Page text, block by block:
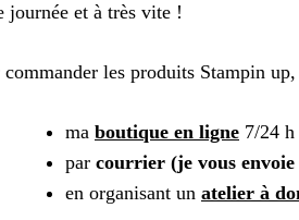
journée et à très vite !
commander les produits Stampin
ma boutique en ligne 7/24 h
par courrier (je vous
en organisant un atelier à